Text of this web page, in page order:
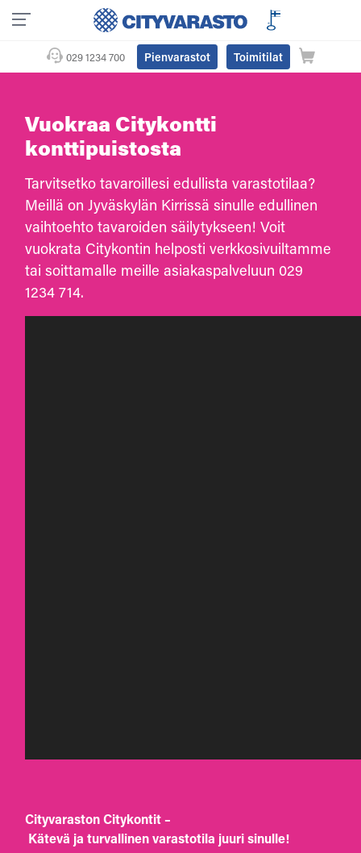
029 1234 700 Pienvarastot Toimitilat
Vuokraa Citykontti
konttipuistosta
Tarvitsetko tavaroillesi edullista varastotilaa?
Meillä on Jyväskylän Kirrissä sinulle edullinen
vaihtoehto tavaroiden säilytykseen! Voit
vuokrata Citykontin helposti verkkosivuiltamme
tai soittamalle meille asiakaspalveluun 029
1234 714.
CityvarastonCitykontit –
Kätevä ja turvallinen varastotila juuri sinulle!